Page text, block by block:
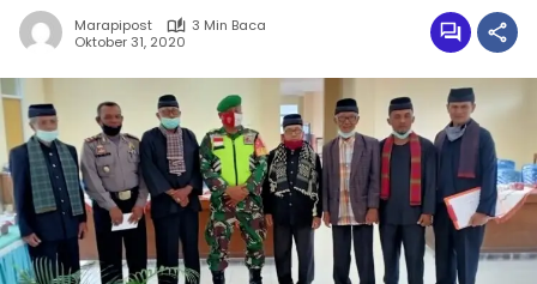
Marapipost
3 Min Baca
Oktober 31, 2020